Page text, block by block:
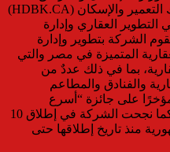
والمجتمعات العمرانية الجديدة، وبنك التعمير والإسكان (HDBK.CA)
العقاري وإدارة
الشركة بتطوير وإدارة
المتميزة في مصر والتي
بما في ذلك عددٌ من
والفنادق والمطاعم
على جائزة “أسرع
الشركات العقارية نمواً في مصر”. كما نجحت الشركة في إطلاق 10
منذ تاريخ إطلاقها حتى